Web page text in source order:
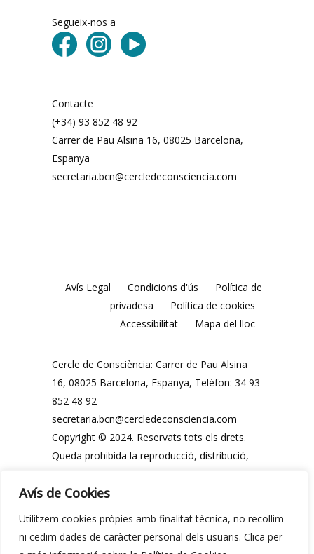
Avís de Cookies
Utilitzem cookies pròpies amb finalitat tècnica, no recollim
ni cedim dades de caràcter personal dels usuaris. Clica per
Segueix-nos a
Contacte
(+34) 93 852 48 92
Carrer de Pau Alsina 16, 08025 Barcelona, ​​
Espanya
secretaria.bcn@cercledeconsciencia.com
Avís Legal Condicions d'ús
Política de
privadesa
Política de cookies
Accessibilitat
Mapa del lloc
Cercle de Consciència: Carrer de Pau Alsina
16, 08025 Barcelona, ​​Espanya, Telèfon: 34 93
852 48 92
secretaria.bcn@cercledeconsciencia.com
Copyright © 2024. Reservats tots els drets.
Queda prohibida la reproducció, distribució,
parcial, dels continguts d'aquesta web, en
autorització prèvia i expressa per escrit del
Cercle de Consciència o dels seus legítims